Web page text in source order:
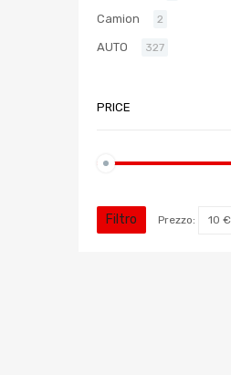
Camion 2
AUTO 327
PRICE
Filtro Prezzo: 10 €